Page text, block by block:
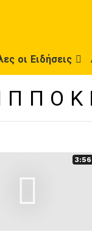
οι Ειδήσεις
3:56